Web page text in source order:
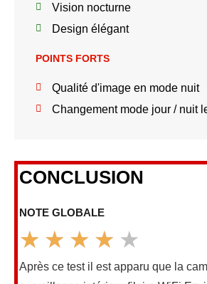
Vision nocturne
Design élégant
POINTS FORTS
Qualité d'image en mode nuit
Changement mode jour / nuit
CONCLUSION
NOTE GLOBALE
★ ★ ★ ★ ★
4
Après ce test il est apparu que la